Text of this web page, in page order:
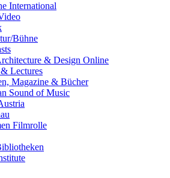
International
Bühne
& Design Online
Lectures
Magazine & Bücher
Sound of Music
Filmrolle